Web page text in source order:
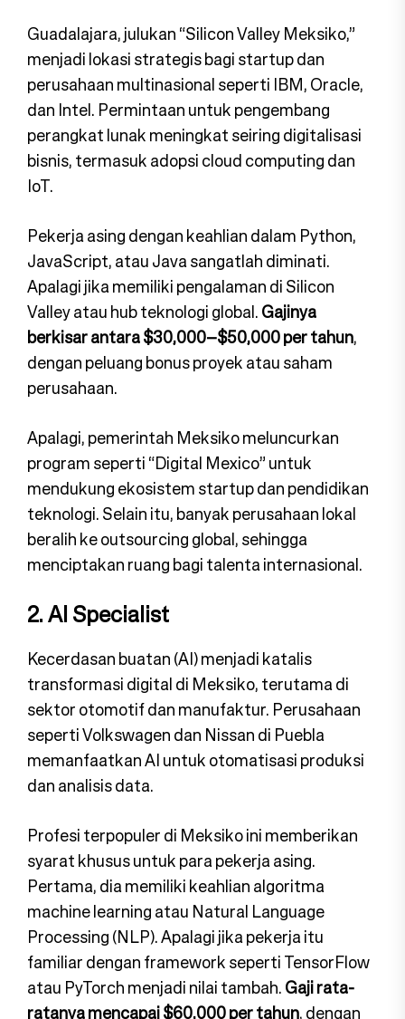
Guadalajara, julukan “Silicon Valley Meksiko,”
menjadi lokasi strategis bagi startup dan
perusahaan multinasional seperti IBM, Oracle,
dan Intel. Permintaan untuk pengembang
perangkat lunak meningkat seiring digitalisasi
bisnis, termasuk adopsi cloud computing dan
IoT.
Pekerja asing dengan keahlian dalam Python,
JavaScript, atau Java sangatlah diminati.
Apalagi jika memiliki pengalaman di Silicon
Valley atau hub teknologi global.Gajinya
berkisar antara $30,000–$50,000 per tahun,
dengan peluang bonus proyek atau saham
perusahaan.
Apalagi, pemerintah Meksiko meluncurkan
program seperti “Digital Mexico” untuk
mendukung ekosistem startup dan pendidikan
teknologi. Selain itu, banyak perusahaan lokal
beralih ke outsourcing global, sehingga
menciptakan ruang bagi talenta internasional.
2. AI Specialist
Kecerdasan buatan (AI) menjadi katalis
transformasi digital di Meksiko, terutama di
sektor otomotif dan manufaktur. Perusahaan
seperti Volkswagen dan Nissan di Puebla
memanfaatkan AI untuk otomatisasi produksi
dan analisis data.
Profesi terpopuler di Meksiko ini memberikan
syarat khusus untuk para pekerja asing.
Pertama, dia memiliki keahlian algoritma
machine learning atau Natural Language
Processing (NLP). Apalagi jika pekerja itu
familiar dengan framework seperti TensorFlow
atau PyTorch menjadi nilai tambah.Gaji rata-
ratanya mencapai $60,000 per tahun, dengan